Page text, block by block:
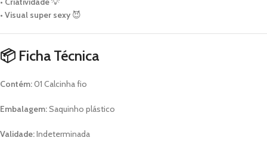
• Visual super sexy 😈
📦 Ficha Técnica
Contém:01 Calcinha fio
Embalagem:Saquinho plástico
Validade:Indeterminada